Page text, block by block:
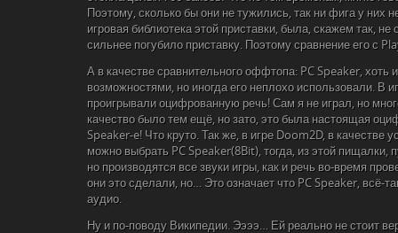
Поэтому, сколько бы они не тужились, так ни фига у них
игровая библиотека этой приставки, была, скажем так,
сильнее погубило приставку. Поэтому сравнение его с
А в качестве сравнительного оффтопа: PC Speaker, хоть
возможностями, но иногда его неплохо использовали. В
проигрывали оцифрованную речь! Сам я не играл, но
качество было тем ещё, но зато, это была настоящая
Speaker-e! Что круто. Так же, в игре Doom2D, в качестве
можно выбрать PC Speaker(8Bit), тогда, из этой пищалки,
но производятся все звуки игры, как и речь во-время
они это сделали, но… Это означает что PC Speaker, всё-
аудио.
Ну и по-поводу Википедии. Ээээ… Ей реально не стоит